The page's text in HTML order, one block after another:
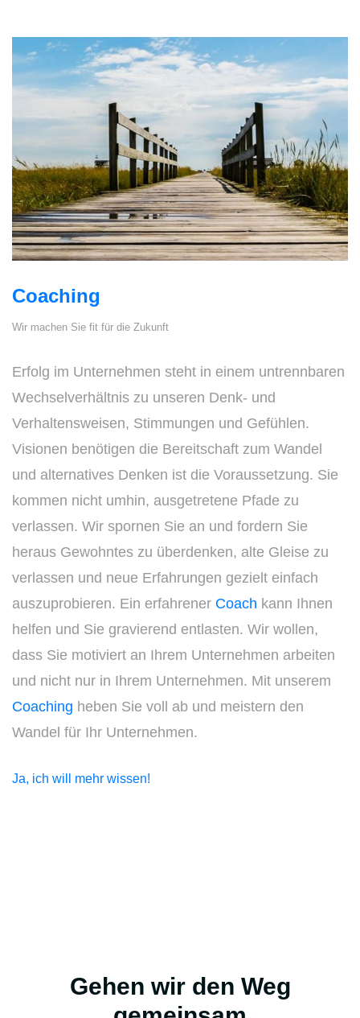
Coaching
Wir machen Sie fit für die Zukunft
Erfolg im Unternehmen steht in einem untrennbaren
Wechselverhältnis zu unseren Denk- und
Verhaltensweisen, Stimmungen und Gefühlen.
Visionen benötigen die Bereitschaft zum Wandel
und alternatives Denken ist die Voraussetzung. Sie
kommen nicht umhin, ausgetretene Pfade zu
verlassen. Wir spornen Sie an und fordern Sie
heraus Gewohntes zu überdenken, alte Gleise zu
verlassen und neue Erfahrungen gezielt einfach
auszuprobieren. Ein erfahrener Coach kann Ihnen
helfen und Sie gravierend entlasten. Wir wollen,
dass Sie motiviert an Ihrem Unternehmen arbeiten
und nicht nur in Ihrem Unternehmen. Mit unserem
Coaching heben Sie voll ab und meistern den
Wandel für Ihr Unternehmen.
Ja, ich will mehr wissen!
Gehen wir den Weg